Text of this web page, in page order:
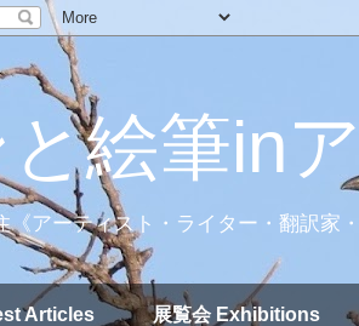
絵筆in
《アーティスト・ライター・翻訳家
Articles 展覧会 Exhibitions